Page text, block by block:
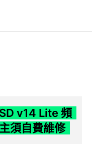
v14 Lite 頻
須自費維修